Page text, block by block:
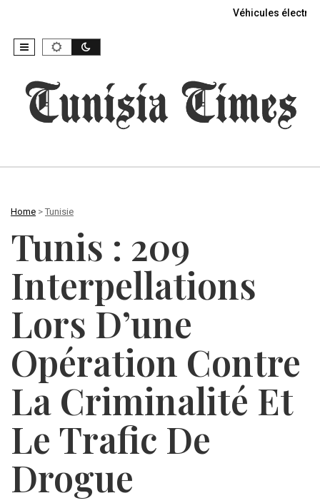
Véhicules
Home > Tunisie
Tunis : 209
Interpellations
Lors D’une
Opération Contre
La Criminalité Et
Le Trafic De
Drogue